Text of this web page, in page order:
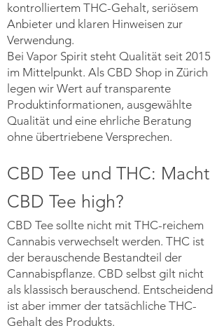
kontrolliertem THC-Gehalt, seriösem
Anbieter und klaren Hinweisen zur
Verwendung.
Bei Vapor Spirit steht Qualität seit 2015
im Mittelpunkt. Als CBD Shop in Zürich
legen wir Wert auf transparente
Produktinformationen, ausgewählte
Qualität und eine ehrliche Beratung
ohne übertriebene Versprechen.
CBD Tee und THC: Macht
CBD Tee high?
CBD Tee sollte nicht mit THC-reichem
Cannabis verwechselt werden. THC ist
der berauschende Bestandteil der
Cannabispflanze. CBD selbst gilt nicht
als klassisch berauschend. Entscheidend
ist aber immer der tatsächliche THC-
Gehalt des Produkts.